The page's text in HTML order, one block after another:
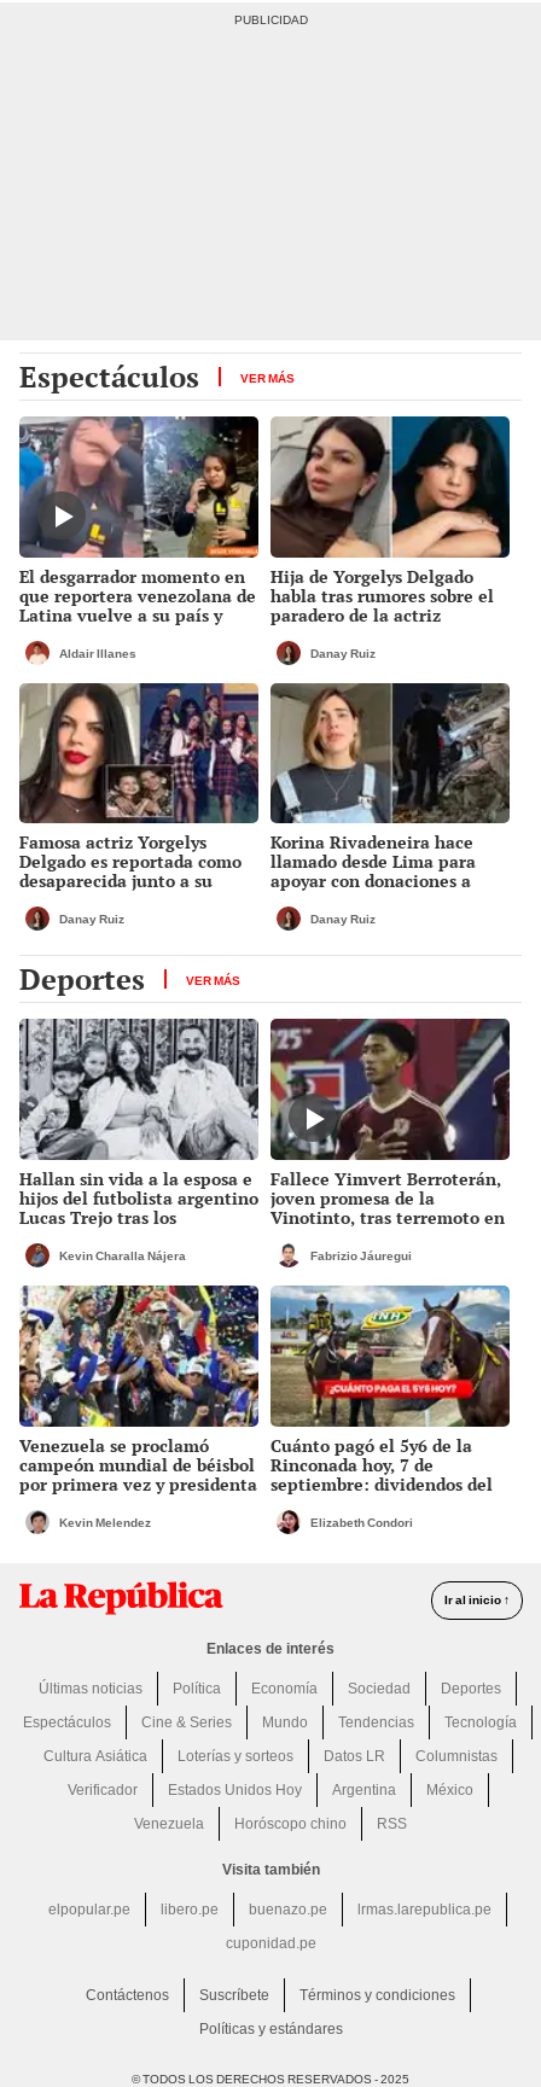
Espectáculos VER MÁS
El desgarrador momento en
que reportera venezolana de
Latina vuelve a su país y
tragedia tras terremotos
Aldair Illanes
Hija de Yorgelys Delgado
habla tras rumores sobre el
paradero de la actriz
concederá el milagro de
volver a verla"
Danay Ruiz
Famosa actriz Yorgelys
Delgado es reportada como
desaparecida junto a su
en Venezuela
Danay Ruiz
Korina Rivadeneira hace
llamado desde Lima para
apoyar con donaciones a
terremotos: "Cada aporte
Danay Ruiz
Deportes VER MÁS
Hallan sin vida a la esposa e
hijos del futbolista argentino
Lucas Trejo tras los
Venezuela
Kevin Charalla Nájera
Fallece Yimvert Berroterán,
joven promesa de la
Vinotinto, tras terremoto en
Fabrizio Jáuregui
Venezuela se proclamó
campeón mundial de béisbol
por primera vez y presidenta
como festejo
Kevin Melendez
Cuánto pagó el 5y6 de la
Rinconada hoy, 7 de
septiembre: dividendos del
aciertos, ganadores y nuevo
monto sellado récord
Elizabeth Condori
Ir al inicio ↑
Enlaces de interés
Últimas noticias Política Economía Sociedad
Deportes
Espectáculos
Cine & Series Mundo Tendencias
Tecnología
Cultura Asiática
Loterías y sorteos Datos LR
Columnistas
Verificador
Estados Unidos Hoy Argentina
México
Venezuela
Horóscopo chino RSS
Visita también
elpopular.pe libero.pe buenazo.pe
lrmas.larepublica.pe
cuponidad.pe
Contáctenos Suscríbete
Términos y condiciones
Políticas y estándares
© TODOS LOS DERECHOS RESERVADOS - 2025